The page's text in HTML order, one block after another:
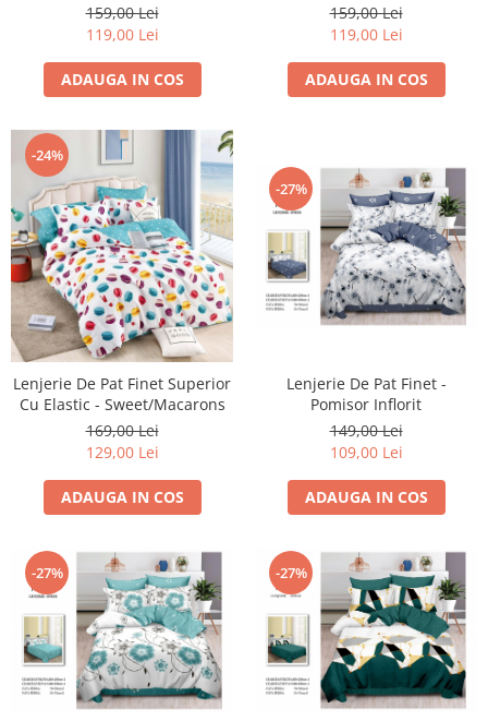
159,00 Lei
119,00 Lei
ADAUGA IN COS
159,00 Lei
119,00 Lei
ADAUGA IN COS
-24%
Lenjerie De Pat Finet Superior
Cu Elastic - Sweet/Macarons
169,00 Lei
129,00 Lei
ADAUGA IN COS
-27%
Lenjerie De Pat Finet -
Pomisor Inflorit
149,00 Lei
109,00 Lei
ADAUGA IN COS
-27% -27%